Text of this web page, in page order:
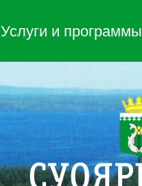
Услуги и программы